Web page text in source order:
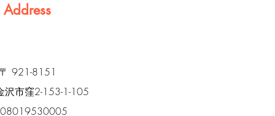
Address
〒 921-8151
沢市窪2-153-1-105
08019530005